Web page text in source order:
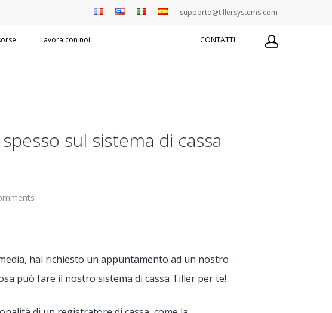
supporto@tillersystems.com
Lavora con noi CONTATTI
sul sistema di cassa
hai richiesto un appuntamento ad un nostro
può fare il nostro sistema di cassa Tiller per te!